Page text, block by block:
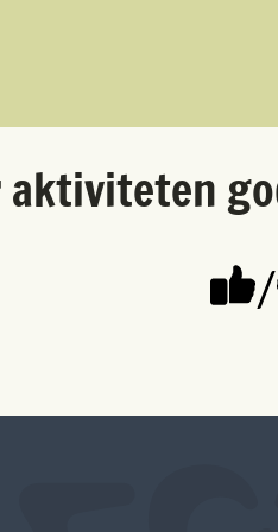
aktiviteten
/